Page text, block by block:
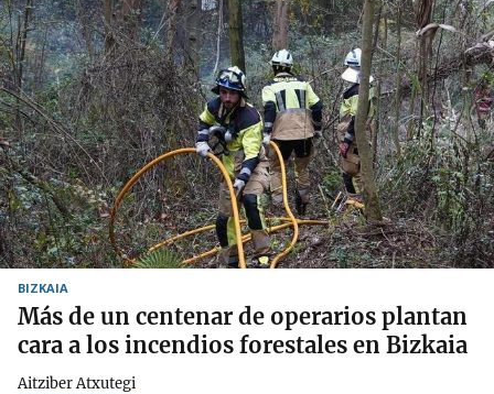
BIZKAIA
Más de un centenar de operarios plantan
cara a los incendios forestales en Bizkaia
Aitziber Atxutegi